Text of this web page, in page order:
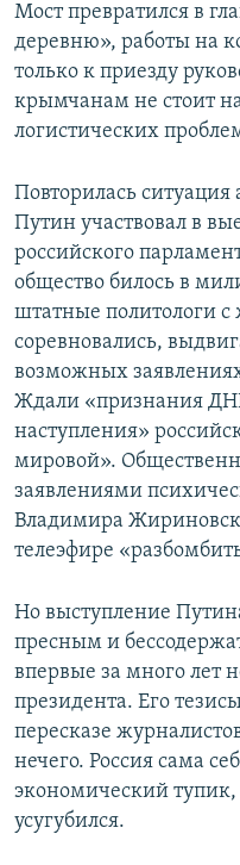
Мост превратился в
деревню», работы на
только к приезду
крымчанам не стоит
логистических
Повторилась ситуация
Путин участвовал в
российского
общество билось в
штатные политологи
соревновались,
возможных
Ждали «признания
наступления»
мировой».
заявлениями
Владимира
телеэфире
Но выступление
пресным и
впервые за много лет
президента. Его
пересказе
нечего. Россия сама
экономический тупик,
усугубился.